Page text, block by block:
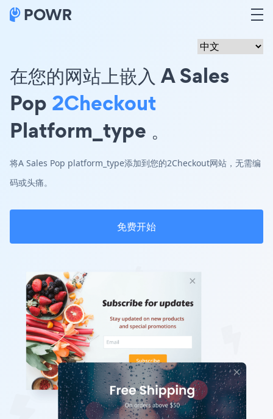
在您的网站上嵌入 A Sales
Pop 2Checkout
Platform_type 。
将A Sales Pop platform_type添加到您的2Checkout网站，无需编
码或头痛。
免费开始